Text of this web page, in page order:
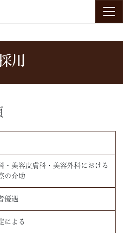
用
・美容皮膚科・美容外科における
の介助
優遇
による